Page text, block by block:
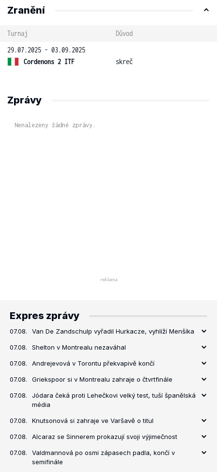
Zranění
Turnaj
Důvod
29.07.2025 - 03.09.2025
Cordenons 2 ITF
skreč
Zprávy
Nenalezeny žádné zprávy.
Expres zprávy
07.08. Van De Zandschulp vyřadil Hurkacze, vyhlíží Menšíka
07.08. Shelton v Montrealu nezaváhal
07.08. Andrejevová v Torontu překvapivě končí
07.08. Griekspoor si v Montrealu zahraje o čtvrtfinále
07.08.
Jódara čeká proti Lehečkovi velký test, tuší španělská
média
07.08. Knutsonová si zahraje ve Varšavě o titul
07.08. Alcaraz se Sinnerem prokazují svoji výjimečnost
07.08.
Valdmannová po osmi zápasech padla, končí v
semifinále